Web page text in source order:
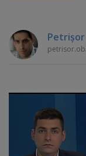
Petrişor